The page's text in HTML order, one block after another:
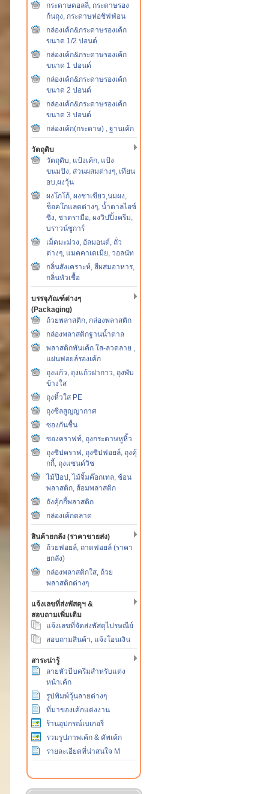
กระดาษดอลลี่, กระดาษรอง
ก้นถุง, กระดาษห่อชิฟฟ่อน
กล่องเค้ก&กระดาษรองเค้ก
ขนาด 1/2 ปอนด์
กล่องเค้ก&กระดาษรองเค้ก
ขนาด 1 ปอนด์
กล่องเค้ก&กระดาษรองเค้ก
ขนาด 2 ปอนด์
กล่องเค้ก&กระดาษรองเค้ก
ขนาด 3 ปอนด์
กล่องเค้ก(กระดาษ) , ฐานเค้ก
วัตถุดิบ
วัตถุดิบ, แป้งเค้ก, แป้ง
ขนมปัง, ส่วนผสมต่างๆ, เทียน
อบ,ผงวุ้น
ผงโกโก้, ผงชาเขียว,นมผง,
ช็อคโกแลตต่างๆ, น้ำตาลไอซ์
ซิ่ง, ชาตรามือ, ผงวิปปิ้งครีม,
บราวน์ซูการ์
เม็ดมะม่วง, อัลมอนต์, ถั่ว
ต่างๆ, แมคคาเดเมีย, วอลนัท
กลิ่นสังเคราะห์, สีผสมอาหาร,
กลิ่นหัวเชื้อ
บรรจุภัณฑ์ต่างๆ
(Packaging)
ถ้วยพลาสติก, กล่องพลาสติก
กล่องพลาสติกฐานน้ำตาล
พลาสติกพันเค้ก ใส-ลวดลาย ,
แผ่นฟอยล์รองเค้ก
ถุงแก้ว, ถุงแก้วฝากาว, ถุงพับ
ข้างใส
ถุงหิ้วใส PE
ถุงซีลสูญญากาศ
ซองกันชื้น
ซองคราฟท์, ถุงกระดาษหูหิ้ว
ถุงซิปคราฟ, ถุงซิปฟอยล์, ถุงคุ้
กกี้, ถุงแซนด์วิช
ไม้ป๊อป, ไม้จิ้มค๊อกเทล, ช้อน
พลาสติก, ส้อมพลาสติก
ถังคุ้กกี้พลาสติก
กล่องเค้กตลาด
สินค้ายกลัง (ราคาขายส่ง)
ถ้วยฟอยล์, ถาดฟอยล์ (ราคา
ยกลัง)
กล่องพลาสติกใส, ถ้วย
พลาสติกต่างๆ
แจ้งเลขที่ส่งพัสดุฯ &
สอบถามเพิ่มเติม
แจ้งเลขที่จัดส่งพัสดุไปรษณีย์
สอบถามสินค้า, แจ้งโอนเงิน
สาระน่ารู้
ลายหัวบีบครีมสำหรับแต่ง
หน้าเค้ก
รูปพิมพ์วุ้นลายต่างๆ
ที่มาของเค้กแต่งงาน
ร้านอุปกรณ์เบเกอรี่
รวมรูปภาพเค้ก & คัพเค้ก
รายละเอียดที่น่าสนใจ M